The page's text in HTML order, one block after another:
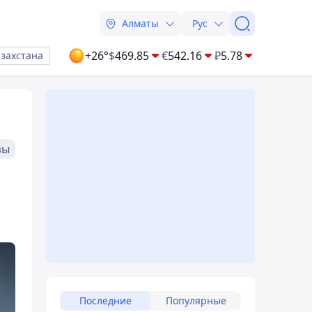
Алматы Рус
+26°$469.85 €542.16 ₽5.78
Последние Популярные